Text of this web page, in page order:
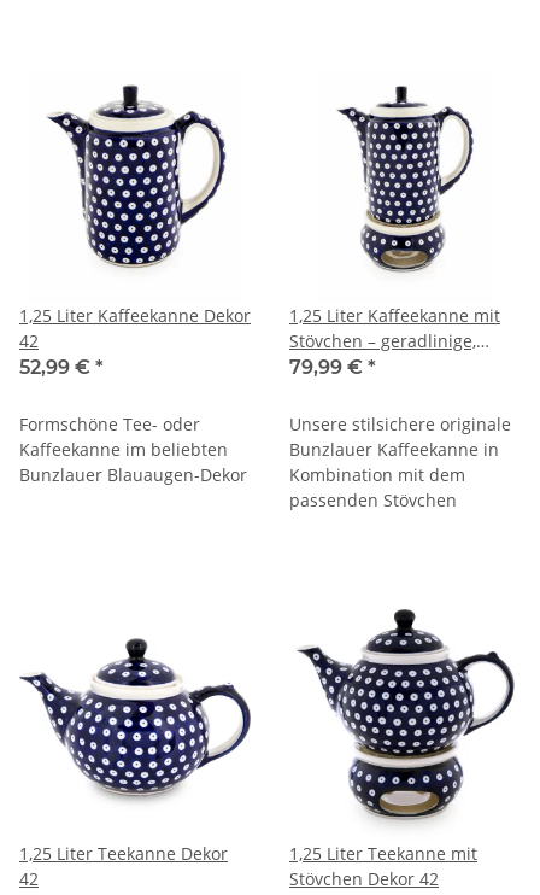
1,25 Liter Kaffeekanne Dekor
42
52,99 € *
Formschöne Tee- oder
Kaffeekanne im beliebten
Bunzlauer Blauaugen-Dekor
1,25 Liter Kaffeekanne mit
Stövchen – geradlinige,
zylindrische Form, Dekor 42
79,99 € *
Unsere stilsichere originale
Bunzlauer Kaffeekanne in
Kombination mit dem
passenden Stövchen
1,25 Liter Teekanne Dekor
42
1,25 Liter Teekanne mit
Stövchen Dekor 42